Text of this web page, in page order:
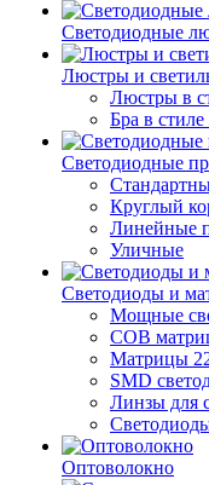
Светодиодные
Люстры и
Люстры в
Бра в
Светодиодные
Круглый
Линейные
Уличные
Светодиоды и
Мощные
COB
Матрицы
SMD
Линзы для
Оптоволокно